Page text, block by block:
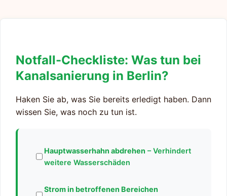
Notfall-Checkliste: Was tun bei
Kanalsanierung in Berlin?
Haken Sie ab, was Sie bereits erledigt haben. Dann
wissen Sie, was noch zu tun ist.
Hauptwasserhahn abdrehen – Verhindert
weitere Wasserschäden
Strom in betroffenen Bereichen